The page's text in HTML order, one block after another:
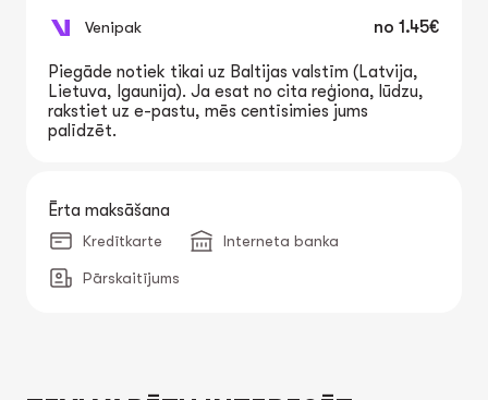
Venipak no 1.45€
Piegāde notiek tikai uz Baltijas valstīm (Latvija,
Lietuva, Igaunija). Ja esat no cita reģiona, lūdzu,
rakstiet uz e-pastu, mēs centīsimies jums
palīdzēt.
Ērta maksāšana
Kredītkarte Interneta banka
Pārskaitījums